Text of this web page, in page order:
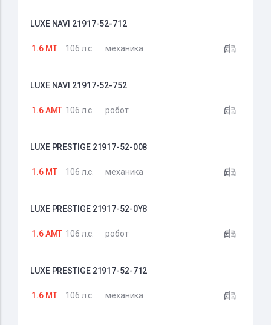
LUXE NAVI 21917-52-712
1.6 MT 106 л.с. механика
LUXE NAVI 21917-52-752
1.6 AMT 106 л.с. робот
LUXE PRESTIGE 21917-52-008
1.6 MT 106 л.с. механика
LUXE PRESTIGE 21917-52-0Y8
1.6 AMT 106 л.с. робот
LUXE PRESTIGE 21917-52-712
1.6 MT 106 л.с. механика